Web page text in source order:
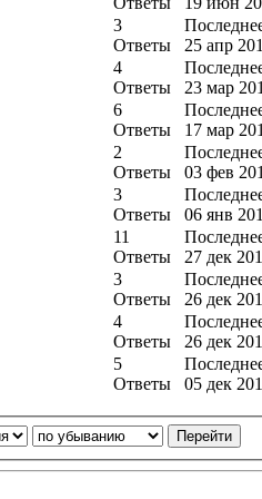
3
Ответы
25 апр
4
Ответы
23 мар
6
Ответы
17 мар
2
Ответы
03 фев
3
Ответы
06 янв
11
Ответы
27 дек
3
Ответы
26 дек
4
Ответы
26 дек
5
Ответы
05 дек